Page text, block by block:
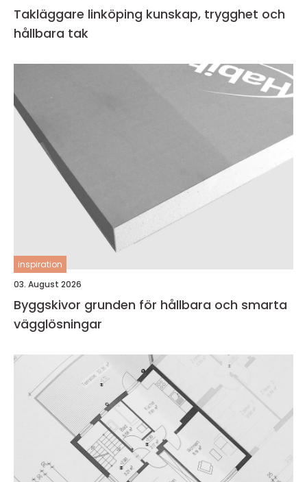
Takläggare linköping kunskap, trygghet och
hållbara tak
inspiration
03. August 2026
Byggskivor grunden för hållbara och smarta
vägglösningar